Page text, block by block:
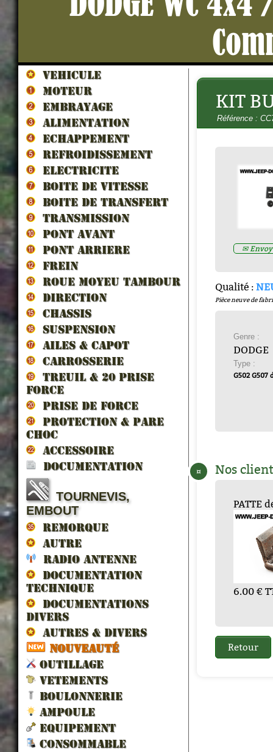
VEHICULE
MOTEUR
EMBRAYAGE
ALIMENTATION
ECHAPPEMENT
REFROIDISSEMENT
ELECTRICITE
BOITE DE VITESSE
BOITE DE TRANSFERT
TRANSMISSION
PONT AVANT
PONT ARRIERE
FREIN
ROUE MOYEU TAMBOUR
DIRECTION
CHASSIS
SUSPENSION
AILES & CAPOT
CARROSSERIE
TREUIL & 20 prise
force
PRISE DE FORCE
PROTECTION & PARE
CHOC
ACCESSOIRE
DOCUMENTATION
TOURNEVIS,
EMBOUT
REMORQUE
AUTRE
RADIO ANTENNE
DOCUMENTATION
TECHNIQUE
DOCUMENTATIONS
DIVERS
AUTRES & DIVERS
NOUVEAUTÉ
OUTILLAGE
VETEMENTS
BOULONNERIE
AMPOULE
EQUIPEMENT
CONSOMMABLE
KIT
Référence :
✉
Qualité :
Pièce neuve de
Genre :
DODGE
Type :
G502 G507
LES VEHICULES ALLIES DE
LIBERATION par francois
ZND300022
¤ Nos
CHARNIERE DE B...
216.00 € TTC
Passe fils sou... PATTE de
6.00 € TTC
CLIP ATTACHE G... Vis interieur
32.40 € TTC
CROCHET DE SAN...
PLAQUE
INSTRUC...